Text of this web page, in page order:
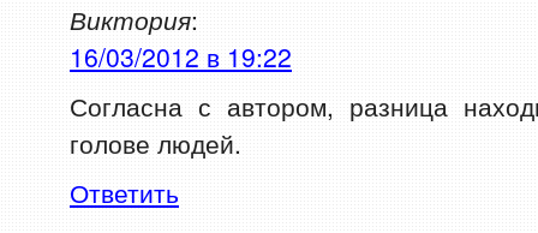
Виктория:
16/03/2012 в 19:22
Согласна с автором, разница
голове людей.
Ответить